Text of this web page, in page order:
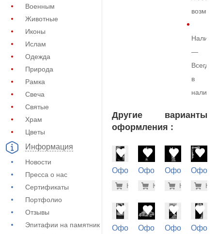
Военным
Животные
Иконы
Ислам
Одежда
Природа
Рамка
Свеча
Святые
Храм
Цветы
Информация
Новости
Пресса о нас
Сертификаты
Портфолио
Отзывы
Эпитафии на памятник
—
Всегда
в
Другие варианты
оформления :
Оформление
(72-754)
-7% 5.600
Купить
Оформление
(71-160)
-7%
Купить
Оформление
(71-181)
-
Купить(71-
ОформлениеОформлениеОформление